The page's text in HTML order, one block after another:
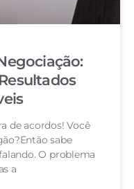
de acordos! Você
sabe
O problema
a